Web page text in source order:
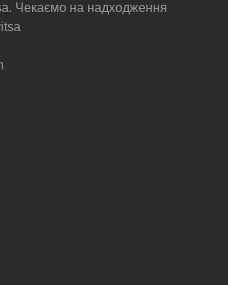
Чекаємо на надходження